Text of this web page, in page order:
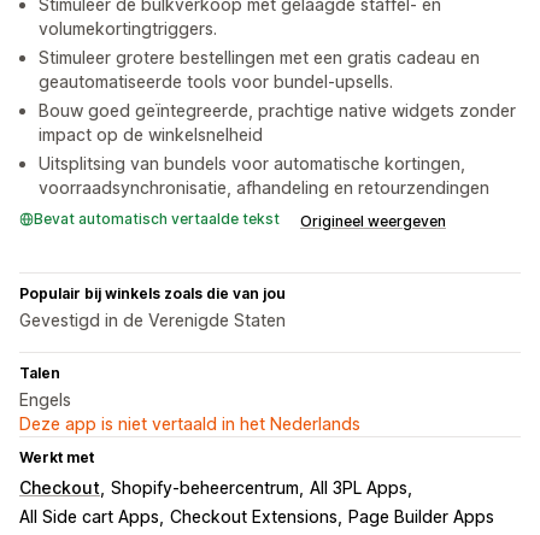
Stimuleer de bulkverkoop met gelaagde staffel- en
volumekortingtriggers.
Stimuleer grotere bestellingen met een gratis cadeau en
geautomatiseerde tools voor bundel-upsells.
Bouw goed geïntegreerde, prachtige native widgets zonder
impact op de winkelsnelheid
Uitsplitsing van bundels voor automatische kortingen,
voorraadsynchronisatie, afhandeling en retourzendingen
Bevat automatisch vertaalde tekst Origineel weergeven
Populair bij winkels zoals die van jou
Gevestigd in de Verenigde Staten
Talen
Engels
Deze app is niet vertaald in het Nederlands
Werkt met
Checkout Shopify-beheercentrum All 3PL Apps
All Side cart Apps Checkout Extensions Page Builder Apps